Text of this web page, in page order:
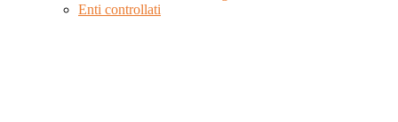
Enti controllati